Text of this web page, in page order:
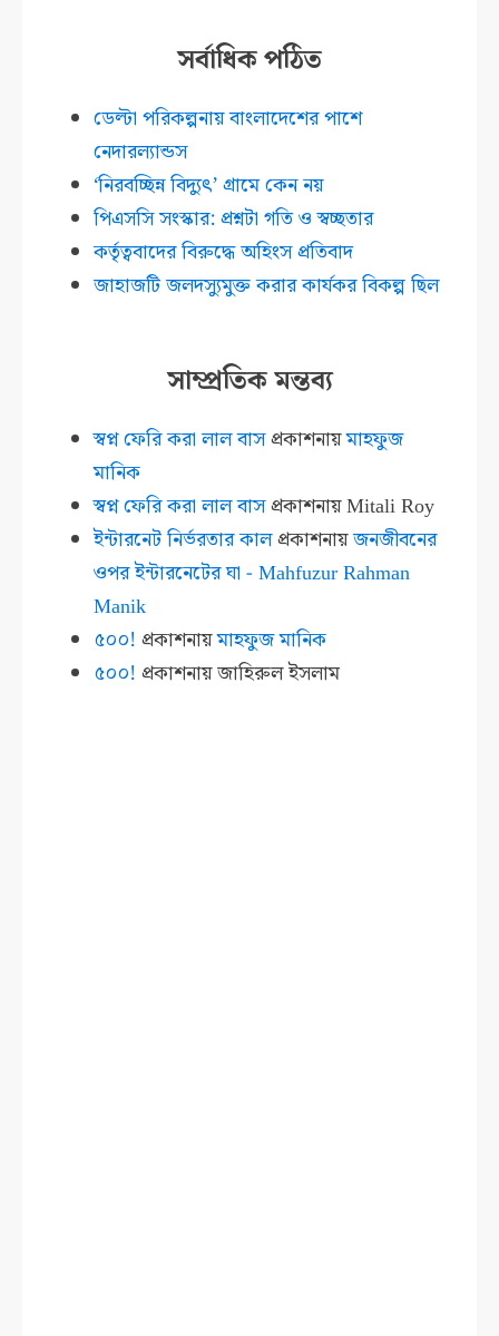
সর্বাধিক পঠিত
ডেল্টা পরিকল্পনায় বাংলাদেশের পাশে
নেদারল্যান্ডস
‘নিরবচ্ছিন্ন বিদ্যুৎ’ গ্রামে কেন নয়
পিএসসি সংস্কার: প্রশ্নটা গতি ও স্বচ্ছতার
কর্তৃত্ববাদের বিরুদ্ধে অহিংস প্রতিবাদ
জাহাজটি জলদস্যুমুক্ত করার কার্যকর বিকল্প ছিল
সাম্প্রতিক মন্তব্য
স্বপ্ন ফেরি করা লাল বাসপ্রকাশনায়মাহফুজ
মানিক
স্বপ্ন ফেরি করা লাল বাসপ্রকাশনায়Mitali Roy
ইন্টারনেট নির্ভরতার কালপ্রকাশনায়জনজীবনের
ওপর ইন্টারনেটের ঘা - Mahfuzur Rahman
Manik
৫০০! প্রকাশনায়মাহফুজ মানিক
৫০০! প্রকাশনায়জাহিরুল ইসলাম